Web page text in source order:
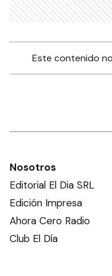
Este contenido
Nosotros
Editorial El Dia SRL
Edición Impresa
Ahora Cero Radio
Club El Día